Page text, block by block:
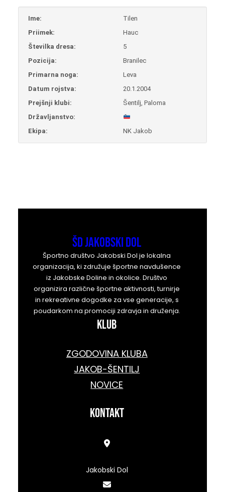
Ime:
Tilen
Priimek:
Hauc
Številka dresa:
5
Pozicija:
Branilec
Primarna noga:
Leva
Datum rojstva:
20.1.2004
Prejšnji klubi:
Šentilj, Paloma
Državljanstvo:
Ekipa:
NK Jakob
ŠD Jakobski Dol
Športno društvo Jakobski Dol je lokalna
organizacija, ki združuje športne navdušence
iz Jakobske Doline in okolice. Društvo
organizira različne športne aktivnosti, turnirje
in rekreativne dogodke za vse generacije, s
poudarkom na promociji zdravja in druženja.
KLUB
ZGODOVINA KLUBA
JAKOB-ŠENTILJ
NOVICE
kontakt
Jakobski Dol